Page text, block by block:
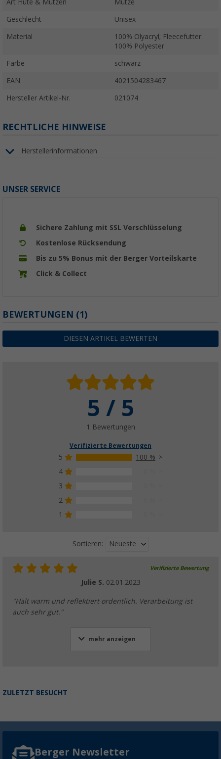
Art Hüte & Mützen Mütze
Geschlecht Unisex
Material
100% Olyacryl; Fleecefutter:
100% Polyester
Farbe schwarz
EAN 4021504283467
Hersteller Artikel-Nr. 021074
RECHTLICHE HINWEISE
Herstellerinformationen
UNSER SERVICE
Sichere Zahlung mit SSL Verschlüsselung
Kostenlose Rücksendung
Bis zu 5% Bonus mit der Berger Vorteilskarte
Click & Collect
BEWERTUNGEN (1)
DIESEN ARTIKEL BEWERTEN
5 / 5
1 Bewertungen
Verifizierte Bewertungen
5
100 %
4
3
2
1
Sortieren: Neueste
Verifizierte Bewertung
Julie S. 02.01.2023
"Hält warm und reflektiert ordentlich. Verarbeitung ist
auch sehr gut."
mehr anzeigen
ZULETZT BESUCHT
Berger Newsletter